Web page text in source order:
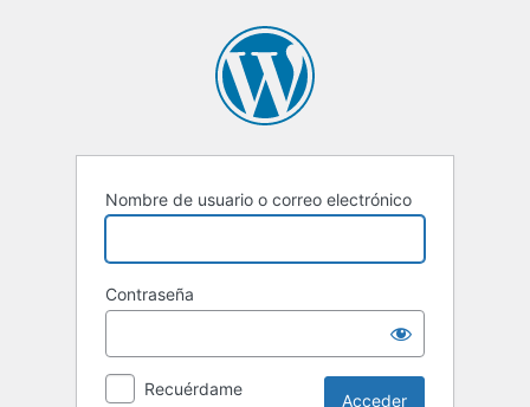
Nombre de usuario o correo electrónico
Contraseña
Recuérdame